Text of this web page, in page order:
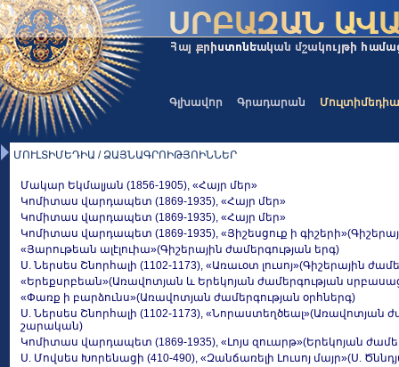
Գլխավոր Գրադարան Մուլտիմեդիա
ՄՈՒԼՏԻՄԵԴԻԱ / ՁԱՅՆԱԳՐՈԻԹՅՈԻՆՆԵՐ
Մակար Եկմալյան (1856-1905), «Հայր մեր»
Կոմիտաս վարդապետ (1869-1935), «Հայր մեր»
Կոմիտաս վարդապետ (1869-1935), «Հայր մեր»
Կոմիտաս վարդապետ (1869-1935), «Յիշեսցուք ի
«Յարութեան ալէլուիա»(Գիշերային ժամերգության երգ)
Ս. Ներսես Շնորհալի (1102-1173), «Առաւօտ լուսոյ»(Գիշերային
«Երեքսրբեան»(Առավոտյան և Երեկոյան ժամերգության
«Փառք ի բարձունս»(Առավոտյան ժամերգության օրհներգ)
Ս. Ներսես Շնորհալի (1102-1173), «Նորաստեղծեալ»(Առավոտյան
շարական)
Կոմիտաս վարդապետ (1869-1935), «Լոյս զուարթ»(Երեկոյան
Ս. Մովսես Խորենացի (410-490), «Զանճառելի Լուսոյ մայր»(Ս.